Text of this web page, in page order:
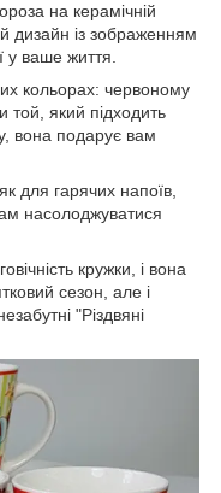
на керамічній
дизайн із зображенням
у ваше життя.
кольорах: червоному
який підходить
вона подарує вам
для гарячих напоїв,
насолоджуватися
кружки, і вона
сезон, але і
"Різдвяні